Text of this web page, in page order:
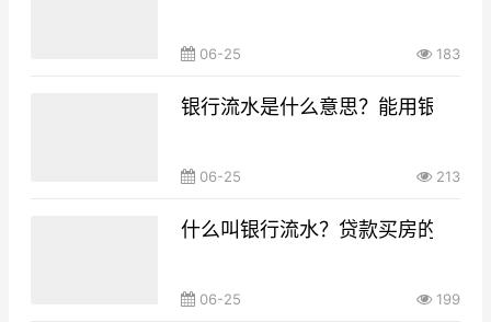
06-25 183
银行流水是什么意思？能用银行流
06-25 213
什么叫银行流水？贷款买房的银行
06-25 199